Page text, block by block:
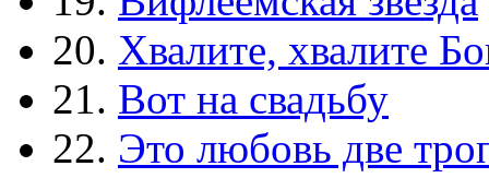
20. Хвалите, хвалите
21. Вот на свадьбу
22. Это любовь две